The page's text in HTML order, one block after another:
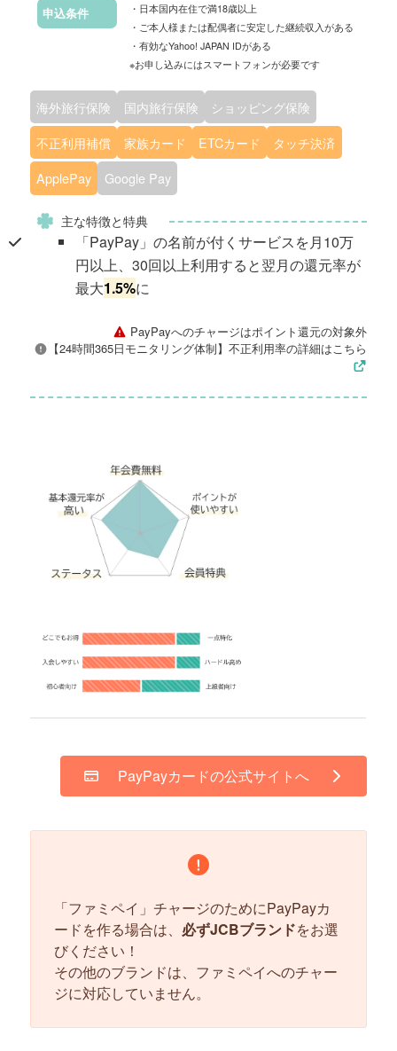
申込条件
・日本国内在住で満18歳以上
・ご本人様または配偶者に安定した継続収入がある
・有効なYahoo! JAPAN IDがある
※お申し込みにはスマートフォンが必要です
海外旅行保険 国内旅行保険
ショッピング保険
不正利用補償
家族カード ETCカード
タッチ決済
ApplePay
Google Pay
主な特徴と特典
「PayPay」の名前が付くサービスを月10万
円以上、30回以上利用すると翌月の還元率が
最大1.5%に
PayPayへのチャージはポイント還元の対象外
【24時間365日モニタリング体制】不正利用率の詳細はこちら
PayPayカードの公式サイトへ
「ファミペイ」チャージのためにPayPayカ
ードを作る場合は、 必ずJCBブランドをお選
びください！
その他のブランドは、ファミペイへのチャー
ジに対応していません。